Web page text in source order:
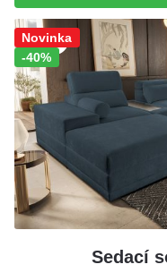
Sleva!
-40%
Novinka
Sedací